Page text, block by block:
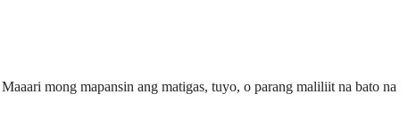
mong mapansin ang matigas, tuyo, o parang maliliit na bato na